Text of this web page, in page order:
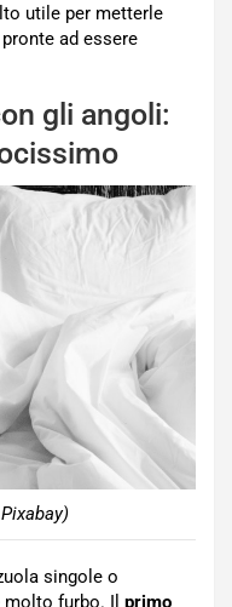
utile per metterle
ad essere
gli angoli:
singole o
furbo. Il primo